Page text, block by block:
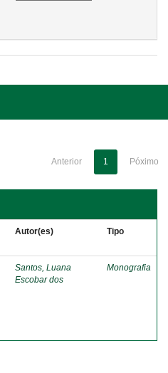
Anterior 1 Póximo
Autor(es) Tipo
Santos, Luana
Escobar dos
Monografia